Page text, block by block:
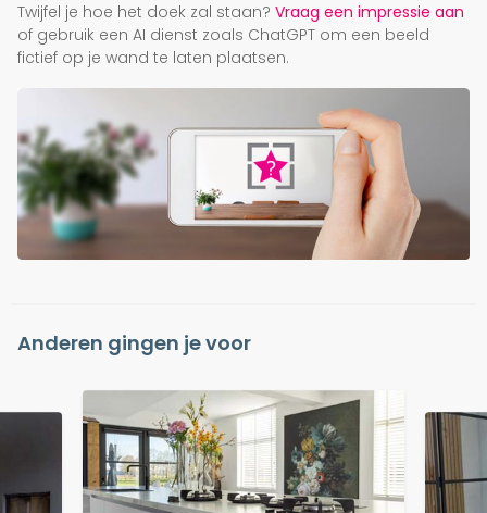
Twijfel je hoe het doek zal staan? Vraag een impressie aan
of gebruik een AI dienst zoals ChatGPT om een beeld
fictief op je wand te laten plaatsen.
Anderen gingen je voor